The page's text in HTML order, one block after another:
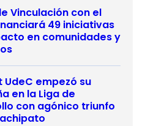
Vinculación con el
49 iniciativas
en comunidades y
UdeC empezó su
en la Liga de
con agónico triunfo